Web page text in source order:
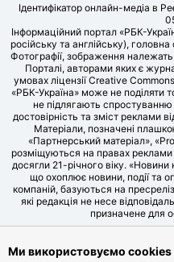
Ідентифікатор онлайн-медіа в
Інформаційний портал «РБК-
російську та англійську),
Фотографії, зображення належать
Порталі, авторами яких є
умовах ліцензії Creative
«РБК-Україна» може не поділяти
не підлягають
достовірність та зміст реклами
Матеріали, позначені
«Партнерський матеріал»,
розміщуються на правах реклами
досягли 21-річного віку.
що охоплює новини, події та
компаній, базуються на
які редакція не несе
призначене для
© LLC «UBT
Ми використовуємо cookies